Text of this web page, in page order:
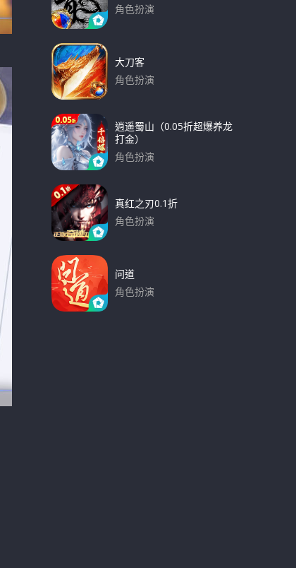
角色扮演
大刀客
角色扮演
逍遥蜀山（0.05折超爆养龙
打金）
角色扮演
真红之刃0.1折
角色扮演
问道
角色扮演